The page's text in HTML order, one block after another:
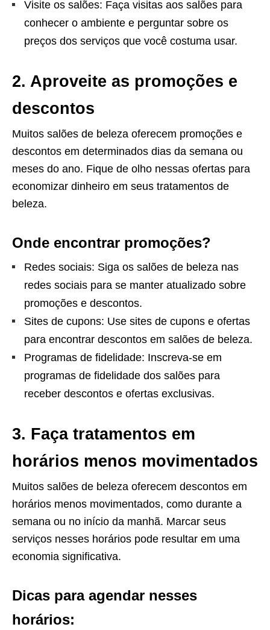
Visite os salões: Faça visitas aos salões para
conhecer o ambiente e perguntar sobre os
preços dos serviços que você costuma usar.
2. Aproveite as promoções e
descontos
Muitos salões de beleza oferecem promoções e
descontos em determinados dias da semana ou
meses do ano. Fique de olho nessas ofertas para
economizar dinheiro em seus tratamentos de
beleza.
Onde encontrar promoções?
Redes sociais: Siga os salões de beleza nas
redes sociais para se manter atualizado sobre
promoções e descontos.
Sites de cupons: Use sites de cupons e ofertas
para encontrar descontos em salões de beleza.
Programas de fidelidade: Inscreva-se em
programas de fidelidade dos salões para
receber descontos e ofertas exclusivas.
3. Faça tratamentos em
horários menos movimentados
Muitos salões de beleza oferecem descontos em
horários menos movimentados, como durante a
semana ou no início da manhã. Marcar seus
serviços nesses horários pode resultar em uma
economia significativa.
Dicas para agendar nesses
horários: